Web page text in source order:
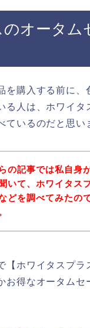
オータム
を購入する前に
る人は、ホワイタ
ているのだと思い
の記事では私自身
いて、ホワイタス
どを調べてみたの
【ホワイタスプ
お得なオータム